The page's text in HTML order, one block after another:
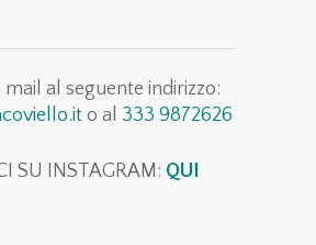
mail al seguente indirizzo:
o al 333 9872626
SU INSTAGRAM: QUI